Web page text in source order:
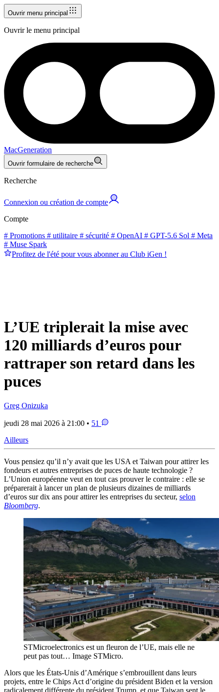
Ouvrir menu principal
Ouvrir le menu principal
MacGeneration
Ouvrir formulaire de recherche
Recherche
Connexion ou création de compte
Compte
# Promotions # utilitaire # sécurité # OpenAI # GPT-5.6 Sol # Meta
# Muse Spark
Profitez de l'été pour vous abonner au Club iGen !
L’UE triplerait la mise avec
120 milliards d’euros pour
rattraper son retard dans les
puces
Greg Onizuka
jeudi 28 mai 2026 à 21:00 • 51
Ailleurs
Vous pensiez qu’il n’y avait que les USA et Taiwan pour attirer les
fondeurs et autres entreprises de puces de haute technologie ?
L’Union européenne veut en tout cas prouver le contraire : elle se
préparerait à lancer un plan de plusieurs dizaines de milliards
d’euros sur dix ans pour attirer les entreprises du secteur, selon
Bloomberg.
STMicroelectronics est un fleuron de l’UE, mais elle ne
peut pas tout… Image STMicro.
Alors que les États-Unis d’Amérique s’embrouillent dans leurs
projets, entre le Chips Act d’origine du président Biden et la version